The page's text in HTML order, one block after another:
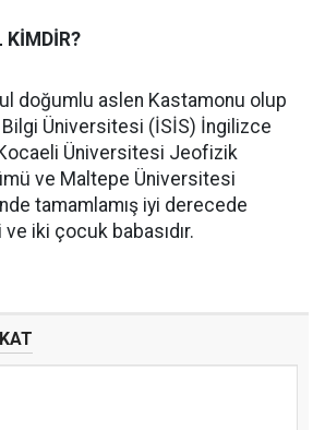
KİMDİR?
doğumlu aslen Kastamonu olup
Üniversitesi (İSİS) İngilizce
Kocaeli Üniversitesi Jeofizik
ve Maltepe Üniversitesi
tamamlamış iyi derecede
iki çocuk babasıdır.